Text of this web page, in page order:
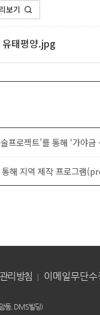
보기
태평양.jpg
프로젝트’를 통해 ‘가야
리 방침
이메일무단
동, DMS빌딩)